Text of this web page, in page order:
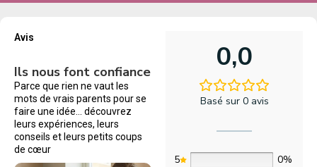
Avis
Ils nous font confiance
Parce que rien ne vaut les
mots de vrais parents pour se
faire une idée… découvrez
leurs expériences, leurs
conseils et leurs petits coups
de cœur
0,0
Basé sur 0 avis
5
0%